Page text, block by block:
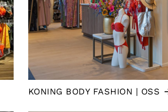
KONING BODY FASHION | OSS